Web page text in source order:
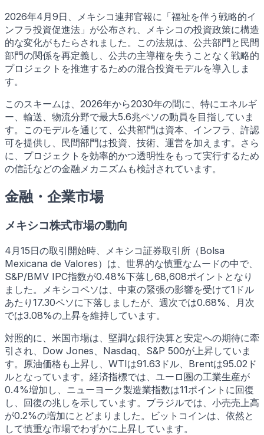
2026年4月9日、メキシコ連邦官報に「福祉を伴う戦略的イ
ンフラ投資促進法」が公布され、メキシコの投資政策に構造
的な変化がもたらされました。この法規は、公共部門と民間
部門の関係を再定義し、公共の主導権を失うことなく戦略的
プロジェクトを推進するための混合投資モデルを導入しま
す。
このスキームは、2026年から2030年の間に、特にエネルギ
ー、輸送、物流分野で最大5.6兆ペソの動員を目指していま
す。このモデルを通じて、公共部門は資本、インフラ、許認
可を提供し、民間部門は投資、技術、運営を加えます。さら
に、プロジェクトを効率的かつ透明性をもって実行するため
の信託などの金融メカニズムも検討されています。
金融・企業市場
メキシコ株式市場の動向
4月15日の取引開始時、メキシコ証券取引所（Bolsa
Mexicana de Valores）は、世界的な慎重なムードの中で、
S&P/BMV IPC指数が0.48%下落し68,608ポイントとなり
ました。メキシコペソは、中東の緊張の影響を受けて1ドル
あたり17.30ペソに下落しましたが、週次では0.68%、月次
では3.08%の上昇を維持しています。
対照的に、米国市場は、堅調な銀行決算と安定への期待に牽
引され、Dow Jones、Nasdaq、S&P 500が上昇していま
す。原油価格も上昇し、WTIは91.63ドル、Brentは95.02ド
ルとなっています。経済指標では、ユーロ圏の工業生産が
0.4%増加し、ニューヨーク製造業指数は11ポイントに回復
し、回復の兆しを示しています。ブラジルでは、小売売上高
が0.2%の増加にとどまりました。ビットコインは、依然と
して慎重な市場でわずかに上昇しています。